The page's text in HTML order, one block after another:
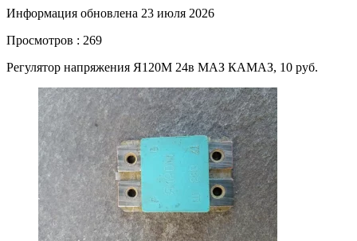
Информация обновлена 23 июля 2026
Просмотров : 269
Регулятор напряжения Я120М 24в МАЗ КАМАЗ, 10 руб.